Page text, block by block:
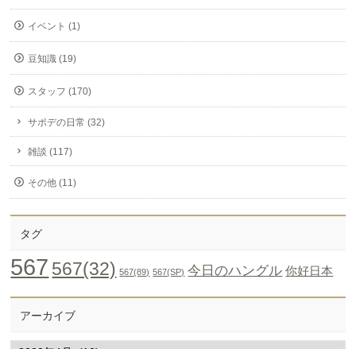
イベント (1)
豆知識 (19)
スタッフ (170)
サポデの日常 (32)
雑談 (117)
その他 (11)
タグ
567 567(32) 567(89) 567(SP) 今日のハングル 你好日本
アーカイブ
ア